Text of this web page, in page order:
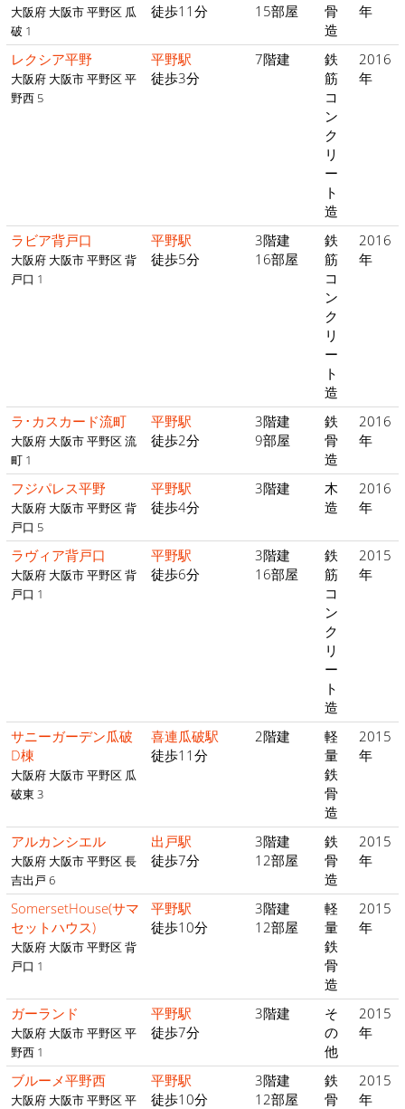
大阪府 大阪市 平野区 瓜
破 1
徒歩11分
15部屋
骨
造
年
レクシア平野
大阪府 大阪市 平野区 平
野西 5
平野駅
徒歩3分
7階建
鉄
筋
コ
ン
ク
リ
ー
ト
造
2016
年
ラビア背戸口
大阪府 大阪市 平野区 背
戸口 1
平野駅
徒歩5分
3階建
16部屋
鉄
筋
コ
ン
ク
リ
ー
ト
造
2016
年
ラ･カスカード流町
大阪府 大阪市 平野区 流
町 1
平野駅
徒歩2分
3階建
9部屋
鉄
骨
造
2016
年
フジパレス平野
大阪府 大阪市 平野区 背
戸口 5
平野駅
徒歩4分
3階建
木
造
2016
年
ラヴィア背戸口
大阪府 大阪市 平野区 背
戸口 1
平野駅
徒歩6分
3階建
16部屋
鉄
筋
コ
ン
ク
リ
ー
ト
造
2015
年
サニーガーデン瓜破
D棟
大阪府 大阪市 平野区 瓜
破東 3
喜連瓜破駅
徒歩11分
2階建
軽
量
鉄
骨
造
2015
年
アルカンシエル
大阪府 大阪市 平野区 長
吉出戸 6
出戸駅
徒歩7分
3階建
12部屋
鉄
骨
造
2015
年
SomersetHouse(サマ
セットハウス)
大阪府 大阪市 平野区 背
戸口 1
平野駅
徒歩10分
3階建
12部屋
軽
量
鉄
骨
造
2015
年
ガーランド
大阪府 大阪市 平野区 平
野西 1
平野駅
徒歩7分
3階建
そ
の
他
2015
年
ブルーメ平野西
大阪府 大阪市 平野区 平
平野駅
徒歩10分
3階建
12部屋
鉄
骨
2015
年